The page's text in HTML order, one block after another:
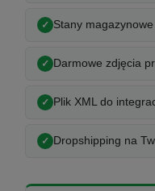
Stany
Darmowe zdjęcia
Plik XML do
Dropshipping na